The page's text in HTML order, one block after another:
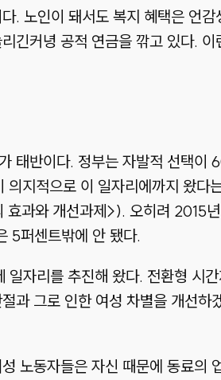
. 노인이 돼서도 복지 혜택은 언
긴커녕 공적 연금을 깎고 있다.
태반이다. 정부는 자발적 선택이
지적으로 이 일자리에까지 왔다
과와 개선과제>). 오히려 2015
5퍼센트밖에 안 됐다.
자리를 추진해 왔다. 전환형 시
과 그로 인한 여성 차별을 개선
노동자들은 자신 때문에 동료의